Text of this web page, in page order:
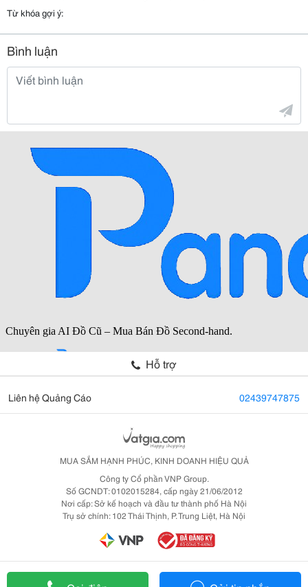
Từ khóa gợi ý:
Bình luận
Hỗ trợ
Liên hệ Quảng Cáo 02439747875
MUA SẮM HẠNH PHÚC, KINH DOANH HIỆU QUẢ
Công ty Cổ phần VNP Group.
Số GCNDT: 0102015284, cấp ngày 21/06/2012
Nơi cấp: Sở kế hoạch và đầu tư thành phố Hà Nội
Trụ sở chính: 102 Thái Thịnh, P. Trung Liệt, Hà Nội